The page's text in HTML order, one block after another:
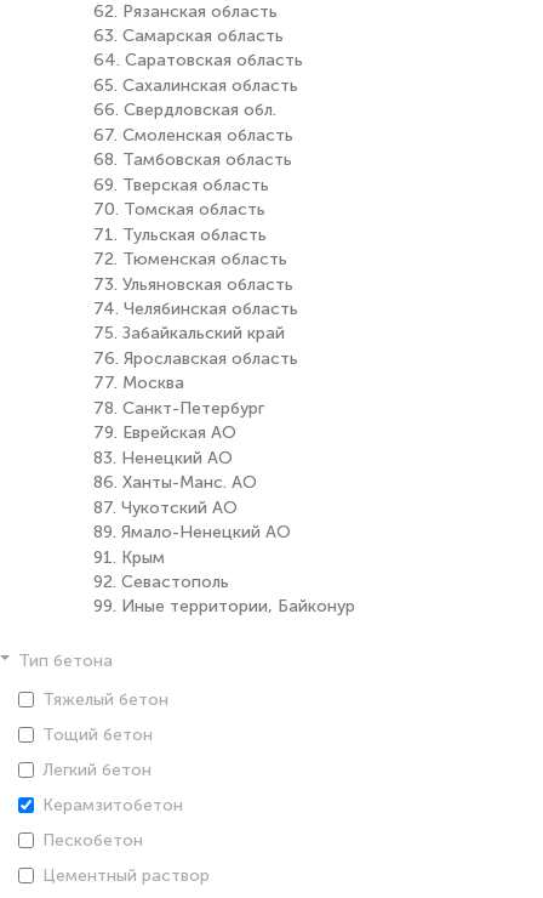
62. Рязанская область
63. Самарская область
64. Саратовская область
65. Сахалинская область
66. Свердловская обл.
67. Смоленская область
68. Тамбовская область
69. Тверская область
70. Томская область
71. Тульская область
72. Тюменская область
73. Ульяновская область
74. Челябинская область
75. Забайкальский край
76. Ярославская область
77. Москва
78. Санкт-Петербург
79. Еврейская АО
83. Ненецкий АО
86. Ханты-Манс. АО
87. Чукотский АО
89. Ямало-Ненецкий АО
91. Крым
92. Севастополь
99. Иные территории, Байконур
Тип бетона
Тяжелый бетон
Тощий бетон
Легкий бетон
Керамзитобетон
Пескобетон
Цементный раствор